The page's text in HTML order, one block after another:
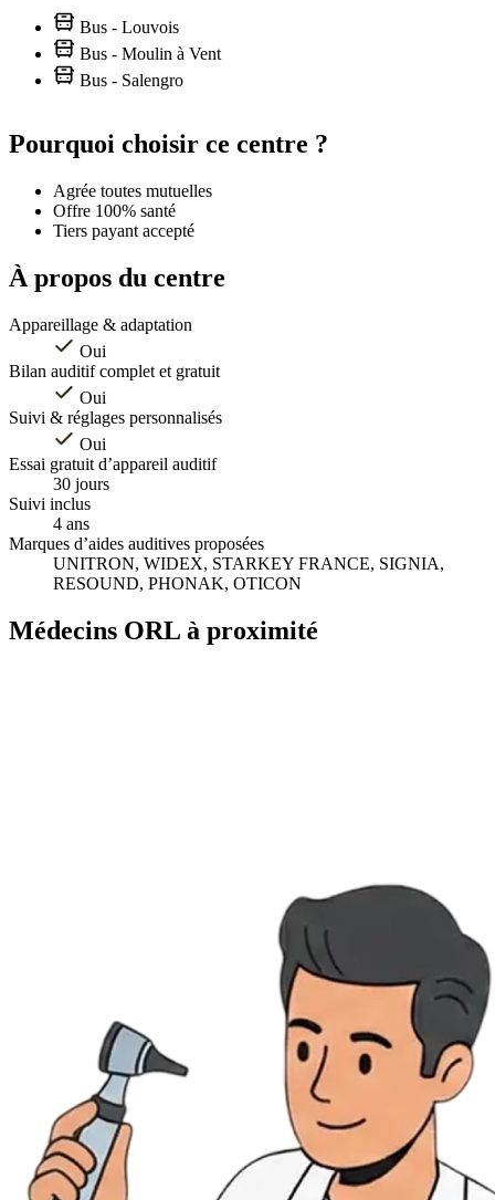
Bus - Louvois
Bus - Moulin à Vent
Bus - Salengro
+
Pourquoi choisir ce centre ?
Agrée toutes mutuelles
Offre 100% santé
Tiers payant accepté
À propos du centre
Appareillage & adaptation
Oui
Bilan auditif complet et gratuit
Oui
Suivi & réglages personnalisés
Oui
Essai gratuit d’appareil auditif
30 jours
Suivi inclus
4 ans
Marques d’aides auditives proposées
UNITRON, WIDEX, STARKEY FRANCE, SIGNIA,
RESOUND, PHONAK, OTICON
Médecins ORL à proximité